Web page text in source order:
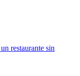
restaurante sin